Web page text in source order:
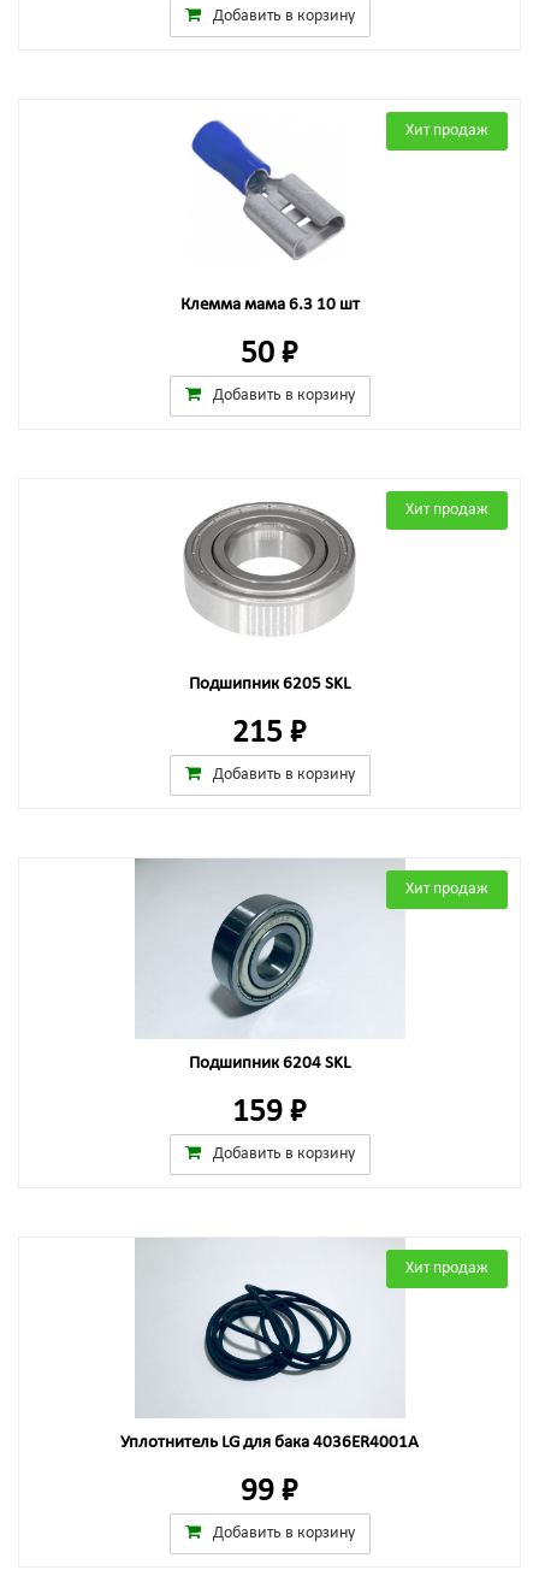
Добавить в корзину
Хит продаж
Клемма мама 6.3 10 шт
50 ₽
Добавить в корзину
Хит продаж
Подшипник 6205 SKL
215 ₽
Добавить в корзину
Хит продаж
Подшипник 6204 SKL
159 ₽
Добавить в корзину
Хит продаж
Уплотнитель LG для бака 4036ER4001A
99 ₽
Добавить в корзину